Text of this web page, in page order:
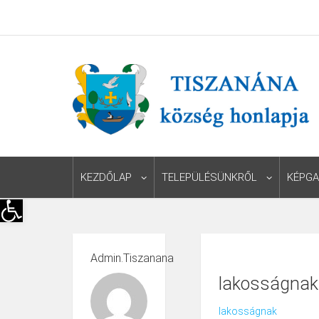
Eszköztár megnyitása
KEZDŐLAP TELEPÜLÉSÜNKRŐL
Admin.tiszanana
lakosságnak
lakosságnak